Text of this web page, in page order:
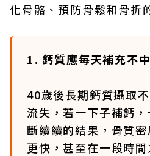
化骨骼、預防骨鬆和骨折
1. 鈣質應每天補充不
40歲後長期鈣質攝取
流失，若一下子補鈣
斷續續的結果，骨質
更快，甚至在一段時